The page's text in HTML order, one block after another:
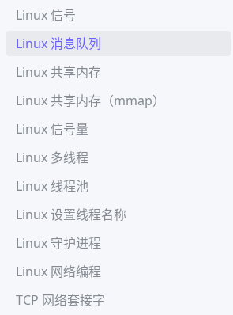
Linux 信号
Linux 消息队列
Linux 共享内存
Linux 共享内存（mmap）
Linux 信号量
Linux 多线程
Linux 线程池
Linux 设置线程名称
Linux 守护进程
Linux 网络编程
TCP 网络套接字